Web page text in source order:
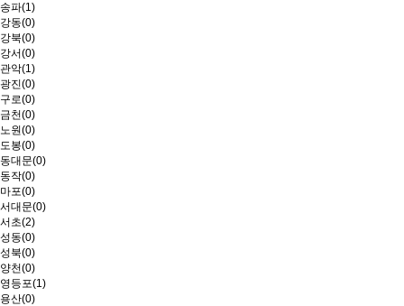
송파(1)
강동(0)
강북(0)
강서(0)
관악(1)
광진(0)
구로(0)
금천(0)
노원(0)
도봉(0)
동대문(0)
동작(0)
마포(0)
서대문(0)
서초(2)
성동(0)
성북(0)
양천(0)
영등포(1)
용산(0)